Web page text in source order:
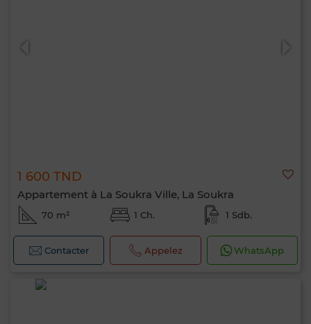
1 600 TND
Appartement à La Soukra Ville, La Soukra
70 m² 1 Ch. 1 Sdb.
Contacter Appelez WhatsApp